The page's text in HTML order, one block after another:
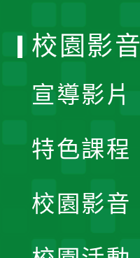
校園影音
宣導影片
特色課程
校園影音